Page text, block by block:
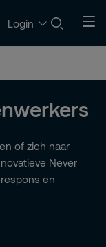
Login
of zich naar
Never
en